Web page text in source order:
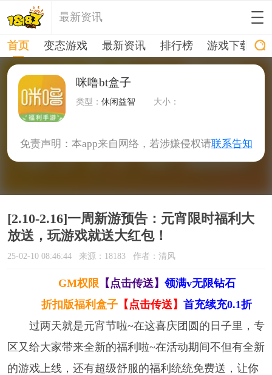
最新资讯
首页 变态游戏 最新资讯 排行榜 游戏下载
咪噜bt盒子
类型：休闲益智 大小：
免责声明：本app来自网络，若涉嫌侵权请联系告知
[2.10-2.16]一周新游预告：元宵限时福利大
放送，玩游戏就送大红包！
25-02-10 08:46:44 来源：18183 作者：清风
GM权限 【点击传送】 领满v无限钻石
折扣版福利盒子 【点击传送】首充续充0.1折
过两天就是元宵节啦~在这喜庆团圆的日子里，专
区又给大家带来全新的福利啦~在活动期间不但有全新
的游戏上线，还有超级舒服的福利统统免费送，让你